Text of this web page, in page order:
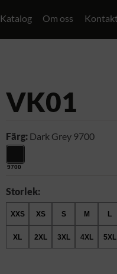
Katalog Om oss
VK01
Färg: Dark Grey 9700
9700
Storlek:
XXS XS S M L
XL 2XL 3XL 4XL 5XL